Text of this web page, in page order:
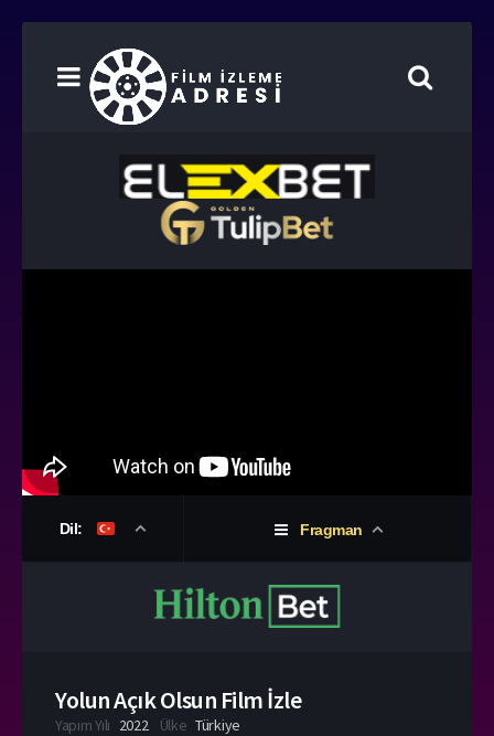
Dil: Fragman
Yolun Açık Olsun Film İzle
Yapım Yılı 2022 Ülke Türkiye